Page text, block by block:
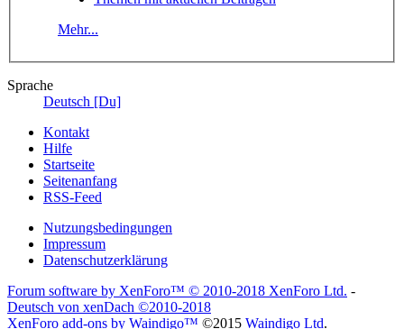
Mehr...
Sprache
Deutsch [Du]
Kontakt
Hilfe
Startseite
Seitenanfang
RSS-Feed
Nutzungsbedingungen
Impressum
Datenschutzerklärung
Forum software by XenForo™ © 2010-2018 XenForo Ltd. -
Deutsch von xenDach ©2010-2018
XenForo add-ons by Waindigo™ ©2015 Waindigo Ltd.